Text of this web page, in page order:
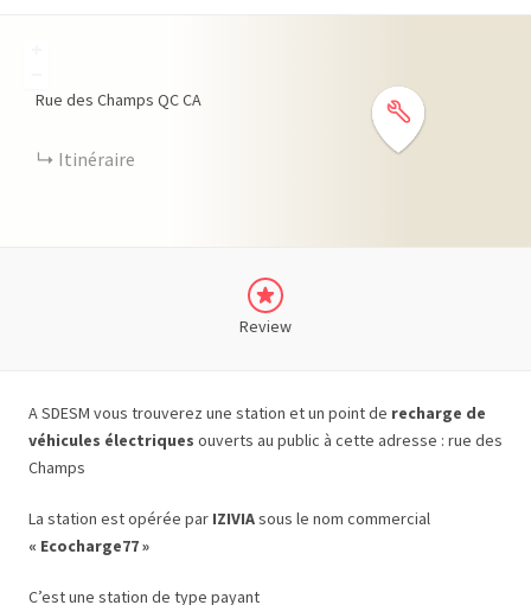
Rue des Champs QCCA
Itinéraire
Review
A SDESM vous trouverez une station et un point de recharge de
véhicules électriques ouverts au public à cette adresse : rue des
Champs
La station est opérée par IZIVIAsous le nom commercial
« Ecocharge77 »
C’est une station de type payant